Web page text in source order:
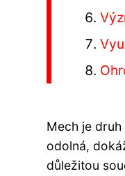
Mech je
odolná,
důležitou